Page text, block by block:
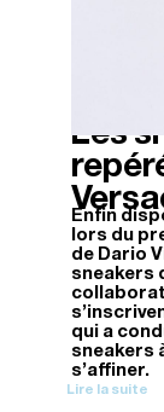
Les
Enfin
lors du
de Dario
sneakers
qui a
sneakers
s’affiner.
Lire la suite